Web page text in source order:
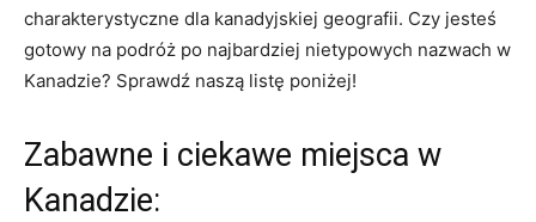
charakterystyczne‌ dla kanadyjskiej geografii. Czy jesteś
gotowy na podróż po najbardziej nietypowych nazwach w
Kanadzie? Sprawdź naszą listę⁤ poniżej!
Zabawne i ⁢ciekawe⁢ miejsca w
Kanadzie: